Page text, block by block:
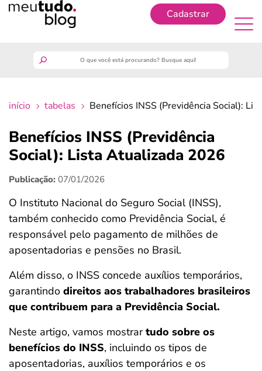
Cadastrar
finanças
benefícios
crédito fácil
últimas notícias
ferramentas
início tabelas Benefícios INSS (Previdência Social):
Benefícios INSS (Previdência
Social): Lista Atualizada 2026
Publicação: 07/01/2026
O Instituto Nacional do Seguro Social (INSS),
também conhecido como Previdência Social, é
responsável pelo pagamento de milhões de
aposentadorias e pensões no Brasil.
Além disso, o INSS concede auxílios temporários,
garantindo direitos aos trabalhadores brasileiros
que contribuem para a Previdência Social.
Neste artigo, vamos mostrartudo sobre os
benefícios do INSS, incluindo os tipos de
aposentadorias, auxílios temporários e os